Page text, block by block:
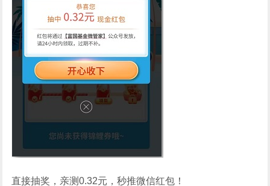
直接抽奖，亲测0.32元，秒推微信红包！